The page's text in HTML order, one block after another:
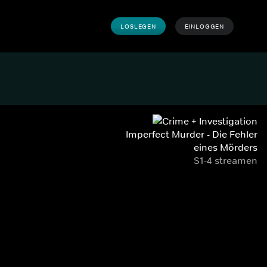
LOSLEGEN EINLOGGEN
Imperfect Murder - Die Fehler
eines Mörders
S1-4 streamen